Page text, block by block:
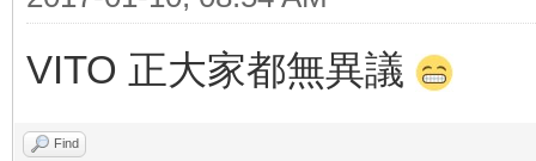
VITO 正大家都無異議
Find